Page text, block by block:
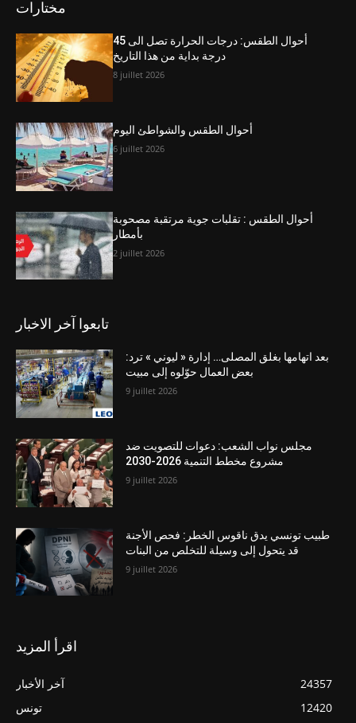
مختارات
أحوال الطقس: درجات الحرارة تصل الى 45
درجة بداية من هذا التاريخ
8 juillet 2026
أحوال الطقس والشواطئ اليوم
6 juillet 2026
أحوال الطقس : تقلبات جوية مرتقبة مصحوبة
بأمطار
2 juillet 2026
تابعوا آخر الاخبار
بعد اتهامها بغلق المصلى… إدارة « ليوني » ترد:
بعض العمال حوّلوه إلى مبيت
9 juillet 2026
مجلس نواب الشعب: دعوات للتصويت ضد
مشروع مخطط التنمية 2026-2030
9 juillet 2026
طبيب تونسي يدق ناقوس الخطر: فحص الأجنة
قد يتحول إلى وسيلة للتخلص من البنات
9 juillet 2026
اقرأ المزيد
آخر الأخبار
24357
تونس
12420